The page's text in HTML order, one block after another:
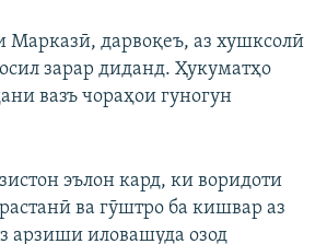
Марказӣ, дарвоқеъ, аз хушксолӣ
зарар диданд. Ҳукуматҳо
вазъ чораҳои гуногун
эълон кард, ки воридоти
ва гӯштро ба кишвар аз
арзиши иловашуда озод